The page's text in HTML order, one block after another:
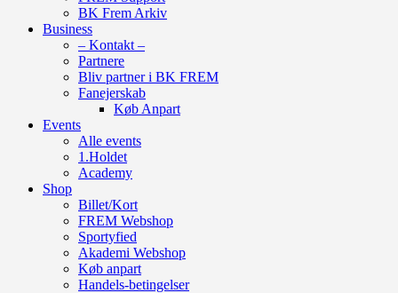
BK Frem Arkiv
Business
– Kontakt –
Partnere
Bliv partner i BK FREM
Fanejerskab
Køb Anpart
Events
Alle events
1.Holdet
Academy
Shop
Billet/Kort
FREM Webshop
Sportyfied
Akademi Webshop
Køb anpart
Handels-betingelser